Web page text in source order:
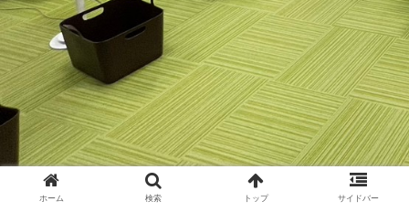
ホーム 検索 トップ サイドバー